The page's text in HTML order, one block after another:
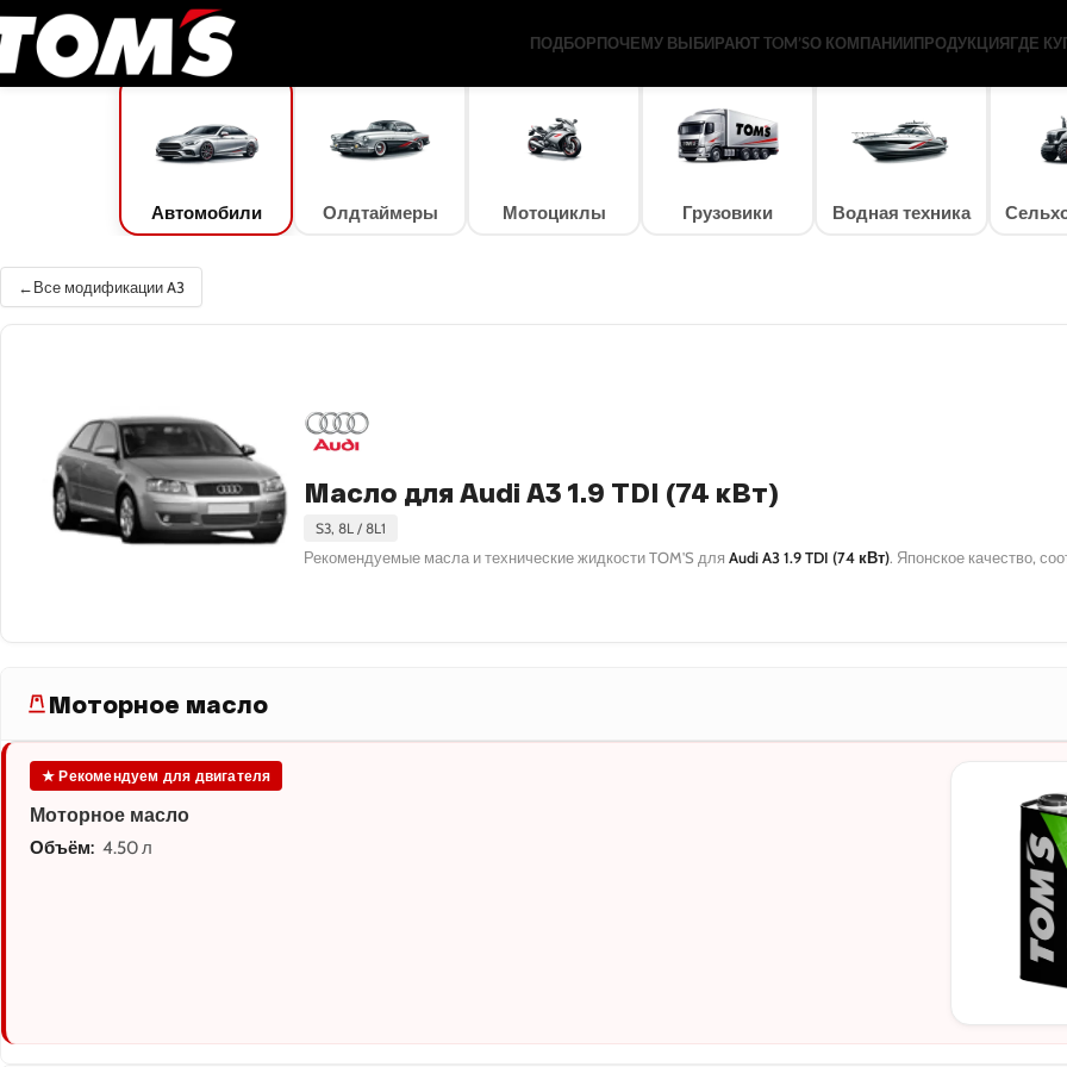
ПОДБОРПОЧЕМУ ВЫБИРАЮТ TOM’SО КОМПАНИИПРОДУКЦИЯ
5W-30 C3
5W-30 DL-1
0W-20 PAO
0W-20
0W-30 DL-1
ГДЕ
TOM'S Oil /Подбор масла /Автомобили
Автомобили Олдтаймеры Мотоциклы Грузовики Водная техника
Все модификации A3
Масло для Audi A3 1.9 TDI (74 кВт)
S3, 8L / 8L1
Рекомендуемые масла и технические жидкости TOM'S для Audi A3 1.9 TDI (74 кВт). Японское качество,
Моторное масло
★ Рекомендуем для двигателя
Моторное масло
Объём: 4.50 л